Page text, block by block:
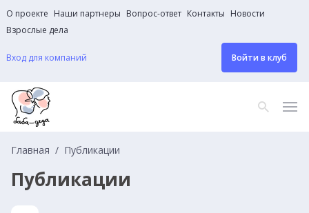
О проекте Наши партнеры Вопрос-ответ Контакты Новости
Взрослые дела
Вход для компаний Войти в клуб
Главная Публикации
Публикации